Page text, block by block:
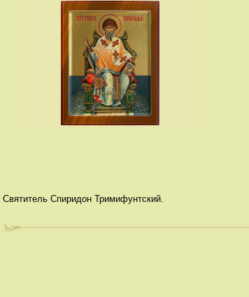
Святитель Спиридон Тримифунтский.